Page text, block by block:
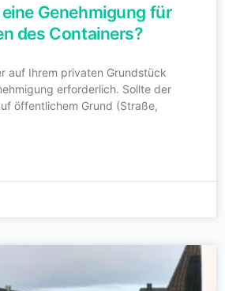
Genehmigung für
des Containers?
auf Ihrem privaten Grundstück
erforderlich. Sollte der
öffentlichem Grund (Straße,